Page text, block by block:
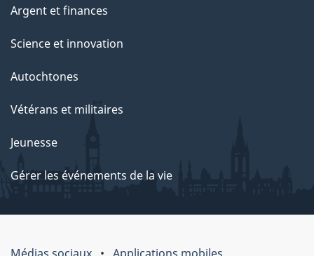
Argent et finances
Science et innovation
Autochtones
Vétérans et militaires
Jeunesse
Gérer les événements de la vie